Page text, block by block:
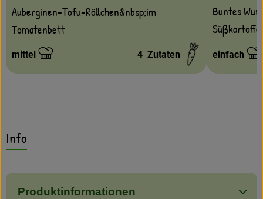
Auberginen-Tofu-Röllchen&nbsp;im
Tomatenbett
Schwierigkeit:
mittel 4 Zutaten
Buntes
einfach
Info
Produktinformationen